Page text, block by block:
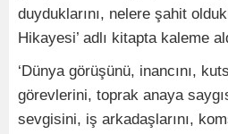
duyduklarını, nelere şahit
Hikayesi’ adlı kitapta kaleme
‘Dünya görüşünü, inancını,
görevlerini, toprak anaya
sevgisini, iş arkadaşlarını,